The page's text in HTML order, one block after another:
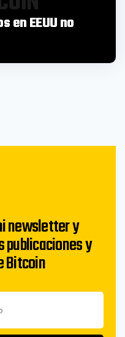
en EEUU no
newsletter y
y
Bitcoin